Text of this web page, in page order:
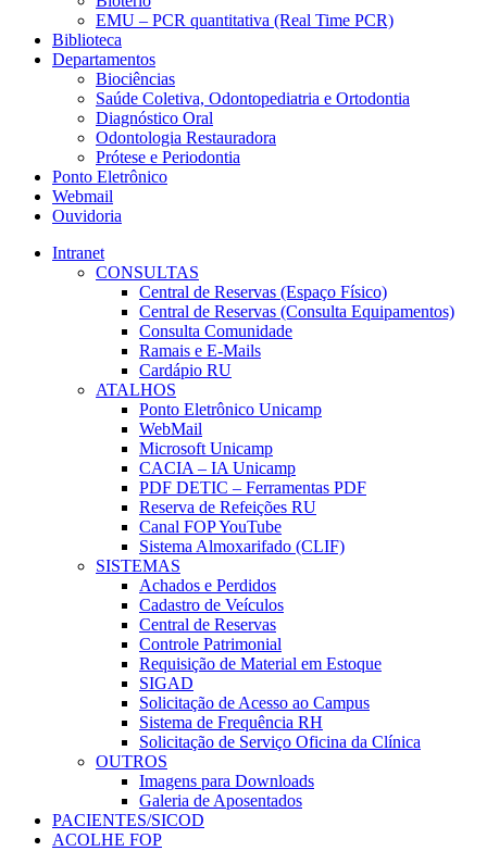
EMU – PCR quantitativa (Real Time PCR)
Biblioteca
Departamentos
Biociências
Saúde Coletiva, Odontopediatria e Ortodontia
Diagnóstico Oral
Odontologia Restauradora
Prótese e Periodontia
Ponto Eletrônico
Webmail
Ouvidoria
Intranet
CONSULTAS
Central de Reservas (Espaço Físico)
Central de Reservas (Consulta Equipamentos)
Consulta Comunidade
Ramais e E-Mails
Cardápio RU
ATALHOS
Ponto Eletrônico Unicamp
WebMail
Microsoft Unicamp
CACIA – IA Unicamp
PDF DETIC – Ferramentas PDF
Reserva de Refeições RU
Canal FOP YouTube
Sistema Almoxarifado (CLIF)
SISTEMAS
Achados e Perdidos
Cadastro de Veículos
Central de Reservas
Controle Patrimonial
Requisição de Material em Estoque
SIGAD
Solicitação de Acesso ao Campus
Sistema de Frequência RH
Solicitação de Serviço Oficina da Clínica
OUTROS
Imagens para Downloads
Galeria de Aposentados
PACIENTES/SICOD
ACOLHE FOP